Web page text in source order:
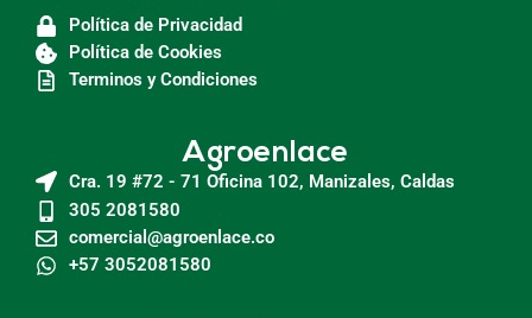
Política de Privacidad
Política de Cookies
Terminos y Condiciones
Agroenlace
Cra. 19 #72 - 71 Oficina 102, Manizales, Caldas
305 2081580
comercial@agroenlace.co
+57 3052081580